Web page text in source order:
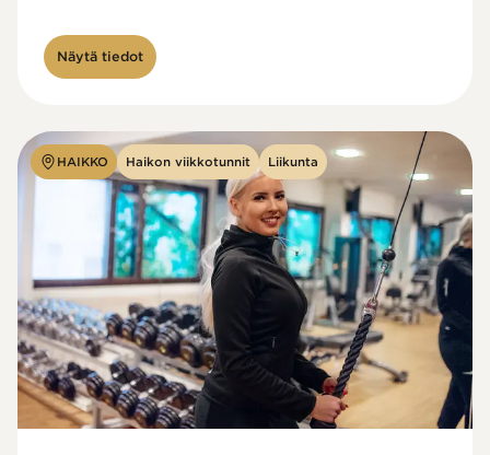
Näytä tiedot
HAIKKO Haikon viikkotunnit Liikunta